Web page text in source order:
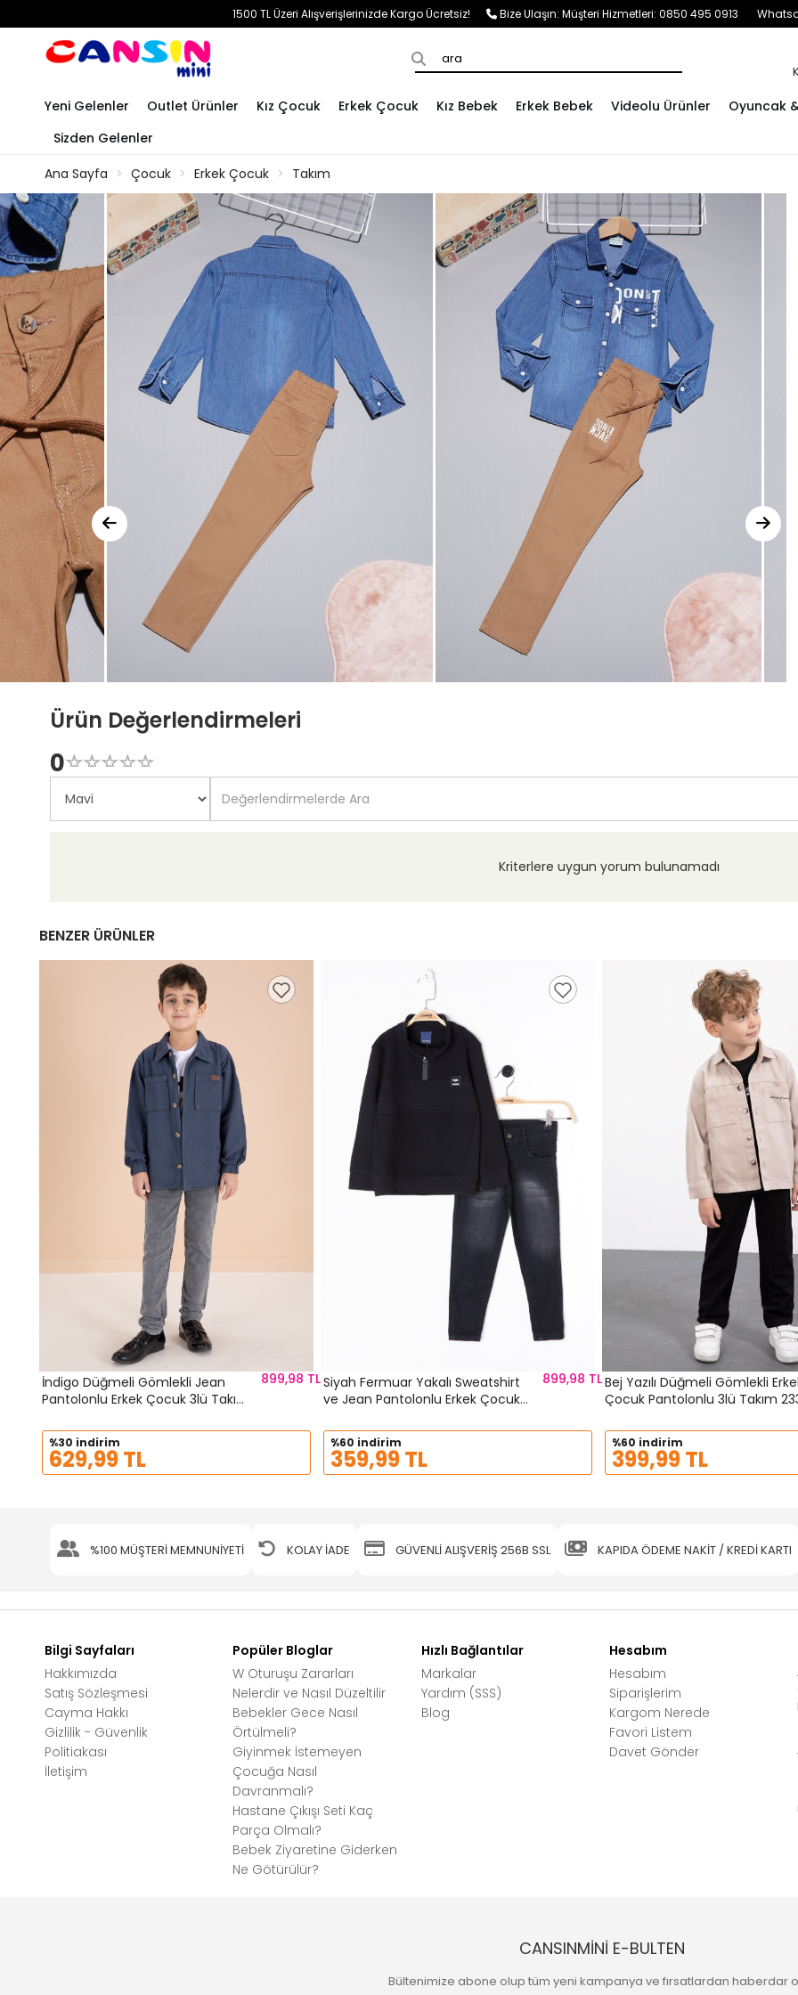
1500 TL Üzeri Alışverişlerinizde Kargo Ücretsiz! Bize Ulaşın: Müşteri Hizmetleri: 0850 495 0913
Yeni Gelenler Outlet Ürünler Kız Çocuk Erkek Çocuk Kız Bebek Erkek Bebek Videolu Ürünler Oyuncak
Sizden Gelenler
Ana Sayfa
Çocuk Erkek Çocuk Takım
Ürün Değerlendirmeleri
0☆☆☆☆☆
★★★★★
Kriterlere uygun yorum bulunamadı
BENZER ÜRÜNLER
İndigo Düğmeli Gömlekli Jean
Pantolonlu Erkek Çocuk 3lü Takım
899,98 TL
%30 indirim
629,99 TL
Siyah Fermuar Yakalı Sweatshirt
ve Jean Pantolonlu Erkek Çocuk
899,98 TL
%60 indirim
359,99 TL
Bej Yazılı Düğmeli Gömlekli
Çocuk
%60 indirim
399,99 TL
%100 MÜŞTERİ MEMNUNİYETİ KOLAY İADE GÜVENLİ ALIŞVERİŞ 256B SSL KAPIDA ÖDEME NAKİT / KREDİ KARTI
Bilgi Sayfaları
Hakkımızda
Satış Sözleşmesi
Cayma Hakkı
Gizlilik - Güvenlik
Politiakası
İletişim
Popüler Bloglar
W Oturuşu Zararları
Nelerdir ve Nasıl Düzeltilir
Bebekler Gece Nasıl
Örtülmeli?
Giyinmek İstemeyen
Çocuğa Nasıl
Davranmalı?
Hastane Çıkışı Seti Kaç
Parça Olmalı?
Bebek Ziyaretine Giderken
Ne Götürülür?
Hızlı Bağlantılar
Markalar
Yardım (SSS)
Blog
Hesabım
Hesabım
Siparişlerim
Kargom Nerede
Favori Listem
Davet Gönder
CANSINMİNİ E-BULTEN
Bültenimize abone olup tüm yeni kampanya ve fırsatlardan haberdar